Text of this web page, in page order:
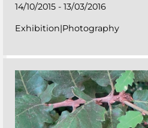
14/10/2015 - 13/03/2016
Exhibition|Photography